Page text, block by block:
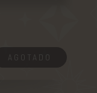
AGOTADO